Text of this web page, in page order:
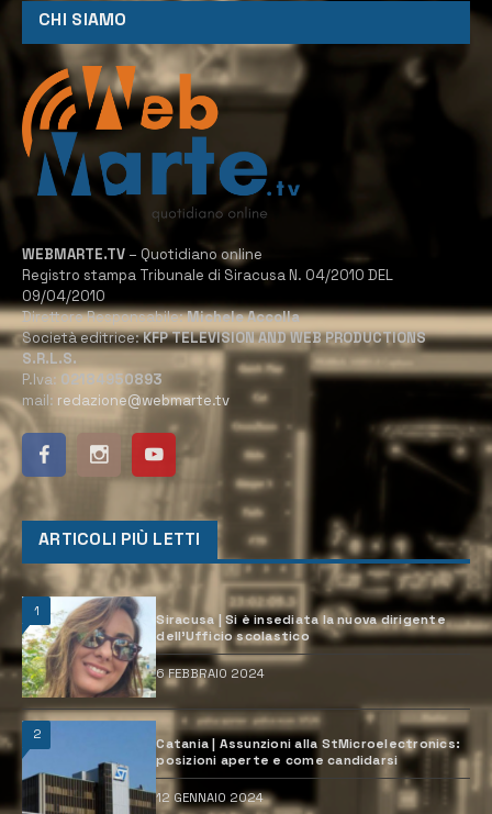
CHI SIAMO
WEBMARTE.TV – Quotidiano online
Registro stampa Tribunale di Siracusa N. 04/2010 DEL
09/04/2010
Direttore Responsabile:Michele Accolla
Società editrice:KFP TELEVISION AND WEB PRODUCTIONS
S.R.L.S.
P.Iva: 02184950893
mail: redazione@webmarte.tv
ARTICOLI PIÙ LETTI
1
Siracusa | Si è insediata la nuova dirigente
dell’Ufficio scolastico
6 FEBBRAIO 2024
2
Catania | Assunzioni alla StMicroelectronics:
posizioni aperte e come candidarsi
12 GENNAIO 2024